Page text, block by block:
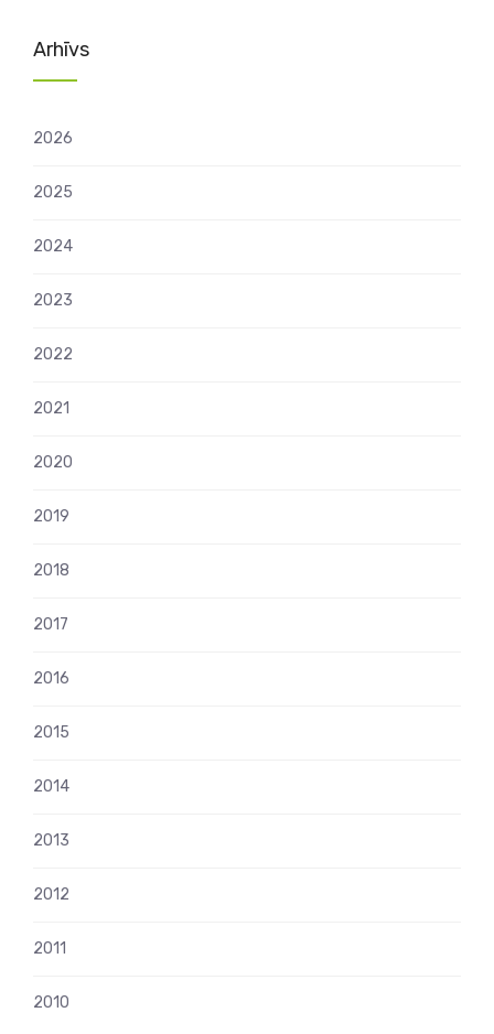
Arhīvs
2026
2025
2024
2023
2022
2021
2020
2019
2018
2017
2016
2015
2014
2013
2012
2011
2010